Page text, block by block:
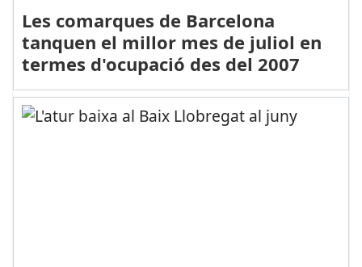
Les comarques de Barcelona
tanquen el millor mes de juliol en
termes d'ocupació des del 2007